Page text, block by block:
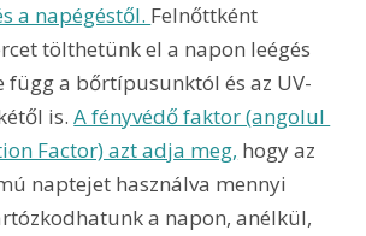
a napégéstől. Felnőttként
tölthetünk el a napon leégés
függ a bőrtípusunktól és az UV-
is. A fényvédő faktor (angolul
Factor) azt adja meg, hogy az
naptejet használva mennyi
a napon, anélkül,